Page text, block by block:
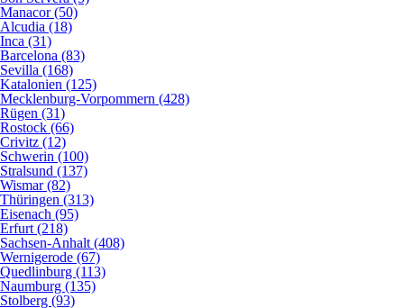
Manacor (50)
Alcudia (18)
Inca (31)
Barcelona (83)
Sevilla (168)
Katalonien (125)
Mecklenburg-Vorpommern (428)
Rügen (31)
Rostock (66)
Crivitz (12)
Schwerin (100)
Stralsund (137)
Wismar (82)
Thüringen (313)
Eisenach (95)
Erfurt (218)
Sachsen-Anhalt (408)
Wernigerode (67)
Quedlinburg (113)
Naumburg (135)
Stolberg (93)